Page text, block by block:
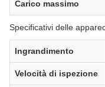
Carico massimo
Specificativi delle
Ingrandimento
Velocità di ispezione